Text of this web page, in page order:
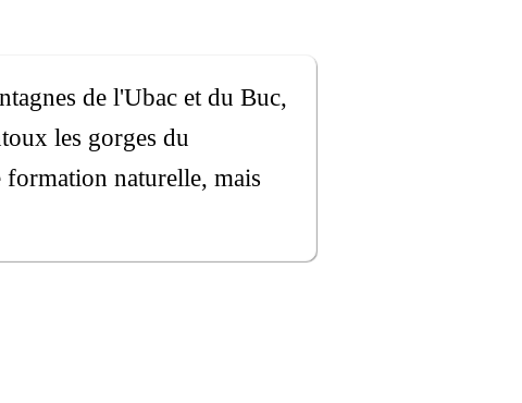
de l'Ubac et du Buc,
les gorges du
formation naturelle, mais